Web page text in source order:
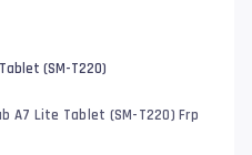
(SM-T220)
A7 Lite Tablet (SM-T220) Frp